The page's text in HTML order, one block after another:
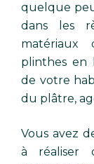
quelque
dans les
matériaux
plinthes en
de votre
du plâtre,
Vous avez
à réaliser